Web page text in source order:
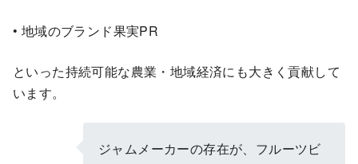
• 地域のブランド果実PR
といった持続可能な農業・地域経済にも大きく貢献して
います。
ジャムメーカーの存在が、フルーツビ